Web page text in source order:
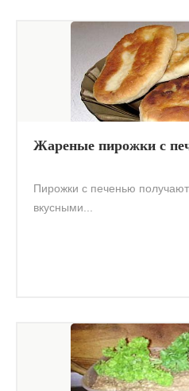
Жареные пирожки с
Пирожки с печенью
вкусными...